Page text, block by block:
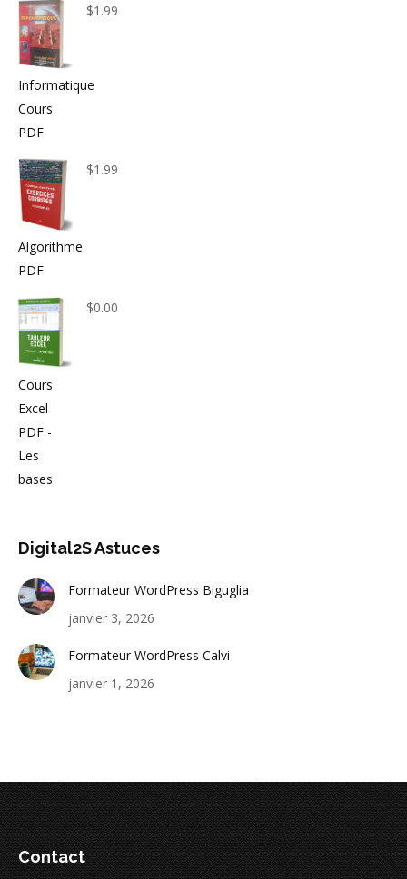
Informatique
Cours
PDF
$1.99
Algorithme
PDF
$1.99
Cours
Excel
PDF -
Les
bases
$0.00
Digital2S Astuces
Formateur WordPress Biguglia
janvier 3, 2026
Formateur WordPress Calvi
janvier 1, 2026
Contact